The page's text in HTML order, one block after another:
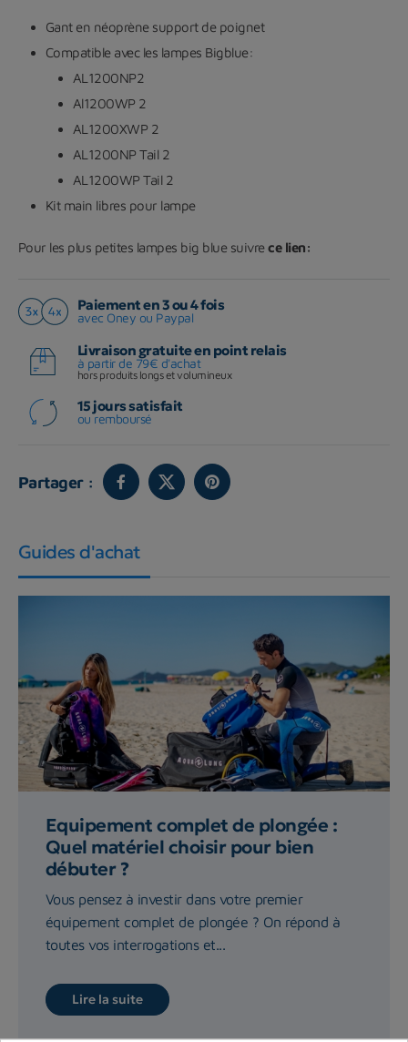
Gant en néoprène support de poignet
Compatible avec les lampes Bigblue:
AL1200NP2
Al1200WP 2
AL1200XWP 2
AL1200NP Tail 2
AL1200WP Tail 2
Kit main libres pour lampe
Pour les plus petites lampes big blue suivrece lien:
Paiement en 3 ou 4 fois
avec Oney ou Paypal
Livraison gratuite en point relais
à partir de 79€ d'achat
hors produits longs et volumineux
15 jours satisfait
ou remboursé
Partager :
Guides d'achat
Equipement complet de plongée :
Quel matériel choisir pour bien
débuter ?
Vous pensez à investir dans votre premier
équipement complet de plongée ? On répond à
toutes vos interrogations et...
Lire la suite